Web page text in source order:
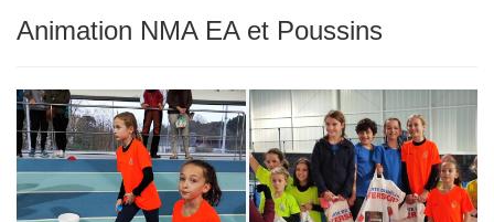
Animation NMA EA et Poussins